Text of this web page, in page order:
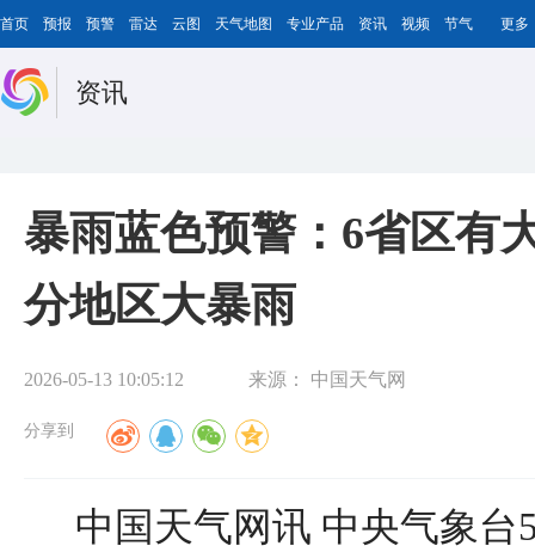
首页 预报 预警 雷达 云图 天气地图 专业产品 资讯 视频 节气 更多
资讯
暴雨蓝色预警：6省区有
分地区大暴雨
2026-05-13 10:05:12 来源： 中国天气网
分享到
中国天气网讯 中央气象台